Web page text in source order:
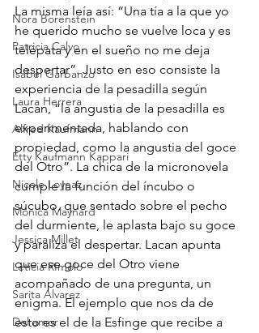
Nora Borenstein
Patricia Calvo
Isabel Garbanzo
Laura Herrera
Alfred Kaufmann
Etty Kaufmann Kappari
Nicole Loynaz
Mónica Maynard
Jessica Millet
Leticia RImolo
Sarita Alvarez
Del amor
La misma leía así: “Una tía a la que yo
he querido mucho se vuelve loca y es
telépata y en el sueño no me deja
despertar”. Justo en eso consiste la
experiencia de la pesadilla según
Lacan, “la angustia de la pesadilla es
experimentada, hablando con
propiedad, como la angustia del goce
del Otro”. La chica de la micronovela
cumple la función del íncubo o
súcubo, que sentado sobre el pecho
del durmiente, le aplasta bajo su goce
y paraliza el despertar. Lacan apunta
que ese goce del Otro viene
acompañado de una pregunta, un
enigma. El ejemplo que nos da de
esto es el de la Esfinge que recibe a